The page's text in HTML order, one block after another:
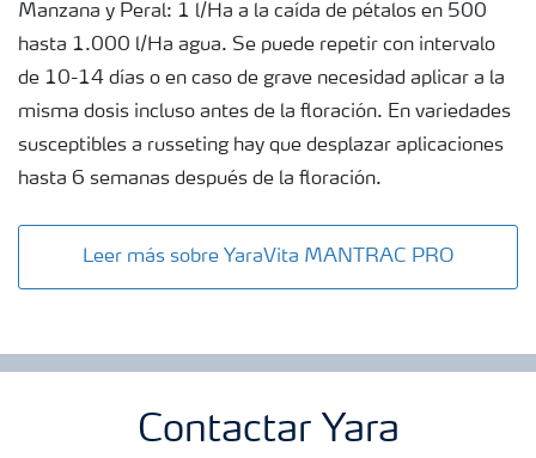
Manzana y Peral: 1 l/Ha a la caída de pétalos en 500
hasta 1.000 l/Ha agua. Se puede repetir con intervalo
de 10-14 días o en caso de grave necesidad aplicar a la
misma dosis incluso antes de la floración. En variedades
susceptibles a russeting hay que desplazar aplicaciones
hasta 6 semanas después de la floración.
Leer más sobre YaraVita MANTRAC PRO
Contactar Yara